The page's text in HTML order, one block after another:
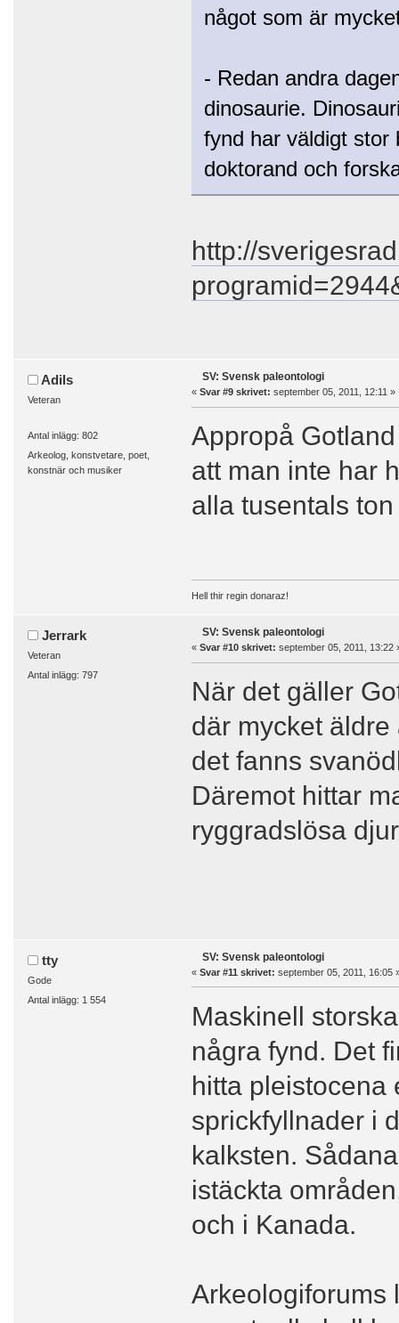
något som är
- Redan andra
dinosaurie.
fynd har väldigt stor
doktorand och
http://
Adils
Veteran
Antal inlägg: 802
Arkeolog, konstvetare, poet,
konstnär och musiker
SV: Svensk paleontologi
« Svar #9 skrivet: september 05, 2011, 12:11 »
Appropå
att man inte har
alla tusentals
Hell thir regin donaraz!
Jerrark
Veteran
Antal inlägg: 797
SV: Svensk paleontologi
« Svar #10 skrivet: september 05, 2011, 13:22
När det gäller
där mycket
det fanns
Däremot hittar
ryggradslösa
tty
Gode
Antal inlägg: 1 554
SV: Svensk paleontologi
« Svar #11 skrivet: september 05, 2011, 16:05
Maskinell
några fynd. Det
hitta pleistocena
sprickfyllnader i
kalksten.
istäckta
och i Kanada.
Arkeologiforums